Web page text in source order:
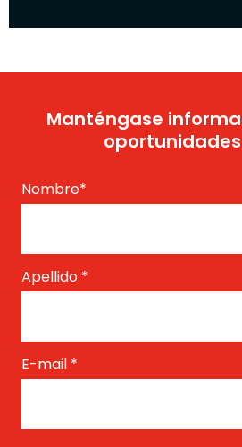
Manténgase
Nombre*
Apellido *
E-mail *